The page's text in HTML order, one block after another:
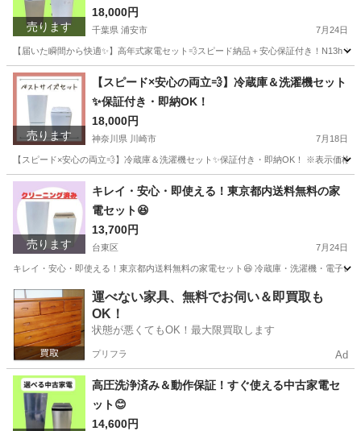
売ります
18,000円
千葉県 浦安市 7月24日
【届いた瞬間から快適✨】高年式家電セット💨スピード納品＋安心保証付き！N13h
千葉 浦安市 キッチン家電 商品
売ります
【スピード×安心の両立💨】冷蔵庫＆洗濯機セット
✨保証付き・即納OK！
18,000円
神奈川県 川崎市 7月18日
【スピード×安心の両立💨】冷蔵庫＆洗濯機セット✨保証付き・即納OK！ ※表示価
神奈川 川崎市 キッチン家電 YRZ
売ります
キレイ・安心・即使える！東京都内送料無料の家
電セット😆
13,700円
台東区 7月24日
キレイ・安心・即使える！東京都内送料無料の家電セット😆 冷蔵庫・洗濯機・電子
東京 台東区 キッチン家電 千葉 市川市 キッチン家電
NTR
運べない家具、無料でお伺い＆即買取も
OK！
状態が悪くてもOK！最大限買取します
プリフラ Ad
高圧洗浄済み＆動作保証！すぐ使える中古家電セ
ット😊
14,600円